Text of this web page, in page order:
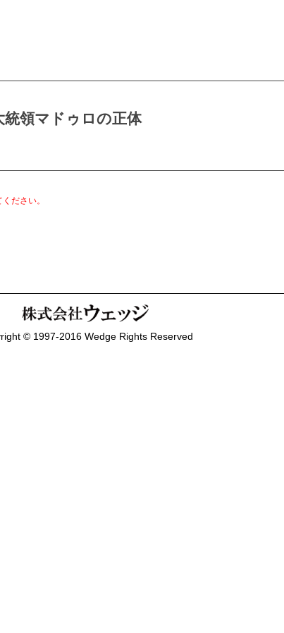
領マドゥロの正体
ださい。
© 1997-2016 Wedge Rights Reserved